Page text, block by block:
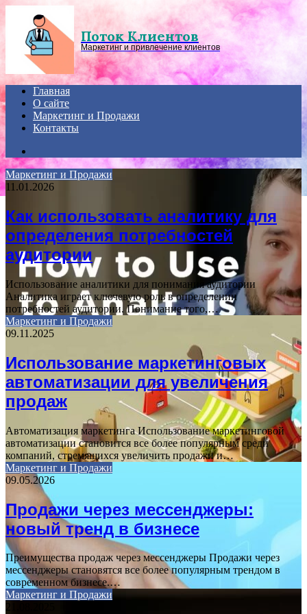
Поток Клиентов
Маркетинг и привлечение клиентов
Главная
О сайте
Маркетинг и Продажи
Контакты
for
Маркетинг и Продажи
11.01.2026
Как использовать аналитику для
определения потребностей
аудитории
Использование аналитики для понимания аудитории
Аналитика играет ключевую роль в определении
потребностей аудитории. Понимание того,…
Маркетинг и Продажи
09.11.2025
Использование маркетинговых
автоматизации для увеличения
продаж
Автоматизация маркетинга Использование маркетинговой
автоматизации становится все более популярным среди
компаний, стремящихся увеличить продажи и…
Маркетинг и Продажи
09.05.2026
Продажи через мессенджеры:
новый тренд в бизнесе
Преимущества продаж через мессенджеры Продажи через
мессенджеры становятся все более популярным трендом в
современном бизнесе.…
Маркетинг и Продажи
21.08.2025